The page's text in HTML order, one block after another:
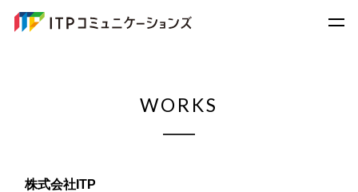
WORKS
株式会社ITP